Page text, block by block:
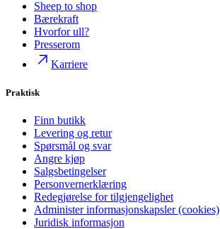
Sheep to shop
Bærekraft
Hvorfor ull?
Presserom
Karriere
Praktisk
Finn butikk
Levering og retur
Spørsmål og svar
Angre kjøp
Salgsbetingelser
Personvernerklæring
Redegjørelse for tilgjengelighet
Administer informasjonskapsler (cookies)
Juridisk informasjon